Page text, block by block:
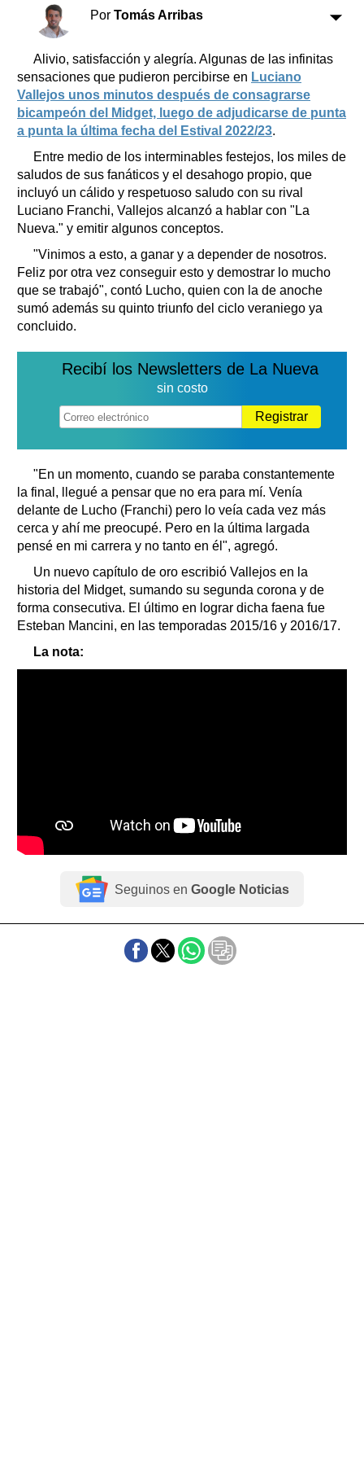
Clasificados
Horóscopo
Suplementos
Servicios
Farmacias
Transportes
Loterías
Fúnebres
Edictos
Teléfonos de urgencia
Por Tomás Arribas
Alivio, satisfacción y alegría. Algunas de las infinitas
sensaciones que pudieron percibirse en Luciano
Vallejos unos minutos después de consagrarse
bicampeón del Midget, luego de adjudicarse de punta
a punta la última fecha del Estival 2022/23.
Entre medio de los interminables festejos, los miles de
saludos de sus fanáticos y el desahogo propio, que
incluyó un cálido y respetuoso saludo con su rival
Luciano Franchi, Vallejos alcanzó a hablar con "La
Nueva." y emitir algunos conceptos.
"Vinimos a esto, a ganar y a depender de nosotros.
Feliz por otra vez conseguir esto y demostrar lo mucho
que se trabajó", contó Lucho, quien con la de anoche
sumó además su quinto triunfo del ciclo veraniego ya
concluido.
Recibí los Newsletters de La Nueva
sin costo
Registrar
"En un momento, cuando se paraba constantemente
la final, llegué a pensar que no era para mí. Venía
delante de Lucho (Franchi) pero lo veía cada vez más
cerca y ahí me preocupé. Pero en la última largada
pensé en mi carrera y no tanto en él", agregó.
Un nuevo capítulo de oro escribió Vallejos en la
historia del Midget, sumando su segunda corona y de
forma consecutiva. El último en lograr dicha faena fue
Esteban Mancini, en las temporadas 2015/16 y 2016/17.
La nota:
Seguinos en Google Noticias